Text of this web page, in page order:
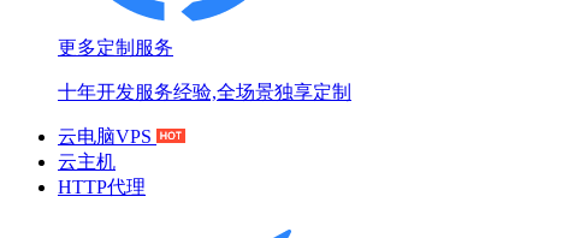
更多定制服务
十年开发服务经验,全场景独享定制
云电脑VPS
云主机
HTTP代理